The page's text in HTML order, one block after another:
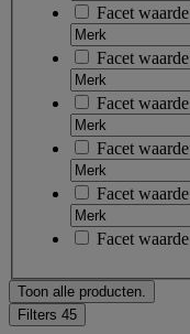
Facet waarde
Facet waarde
Facet waarde
Facet waarde
Facet waarde
Facet waarde
Toon alle producten.
Filters 45